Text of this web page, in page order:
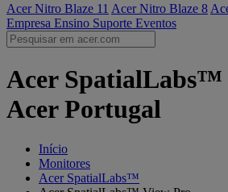
Acer Nitro Blaze 11 Acer Nitro Blaze 8
Empresa Ensino Suporte Eventos
Acer SpatialLabs™
Acer Portugal
Início
Monitores
Acer SpatialLabs™